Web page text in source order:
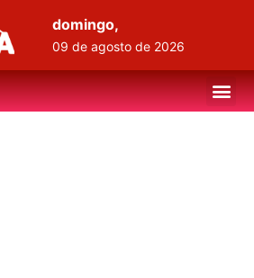
domingo,
09 de agosto de 2026